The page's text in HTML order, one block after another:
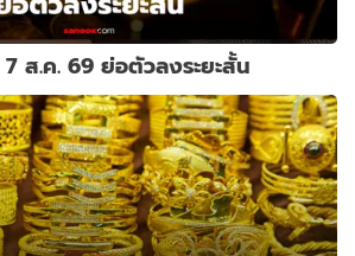
ส.ค. 69 ย่อตัวลงระยะสั้น